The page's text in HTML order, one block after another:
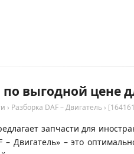
по выгодной цене
› Разборка DAF – Двигатель ›
запчасти для
– Двигатель» – это